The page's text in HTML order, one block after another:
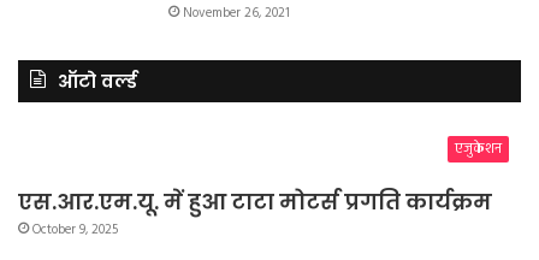
November 26, 2021
ऑटो वर्ल्ड
एजुकेशन
एस.आर.एम.यू. में हुआ टाटा मोटर्स प्रगति कार्यक्रम
October 9, 2025